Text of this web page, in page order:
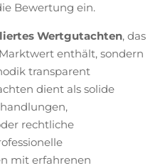
Bewertung ein.
Wertgutachten, das
enthält, sondern
transparent
dient als solide
rechtliche
mit erfahrenen